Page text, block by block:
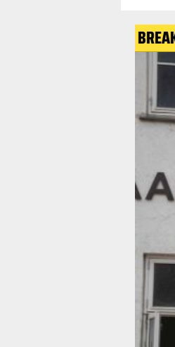
BREAKING